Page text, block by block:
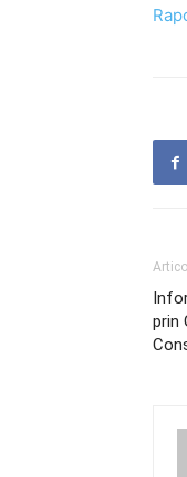
prin